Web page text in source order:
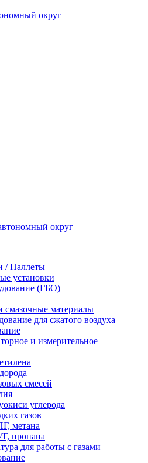
округ
округ
/ Паллеты
установки
(ГБО)
смазочные материалы
для сжатого воздуха
и измерительное
смесей
углерода
газов
метана
пропана
для работы с газами